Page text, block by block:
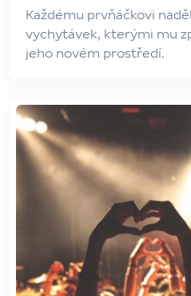
Každému prvňáčkovi
vychytávek, kterými mu
jeho novém prostředí.